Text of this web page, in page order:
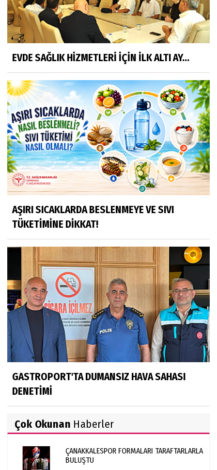
EVDE SAĞLIK HİZMETLERİ İÇİN İLK ALTI AY...
AŞIRI SICAKLARDA BESLENMEYE VE SIVI
TÜKETİMİNE DİKKAT!
GASTROPORT'TA DUMANSIZ HAVA SAHASI
DENETİMİ
Çok Okunan Haberler
ÇANAKKALESPOR FORMALARI TARAFTARLARLA
BULUŞTU